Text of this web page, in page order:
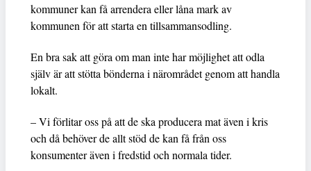
kommuner kan få arrendera eller låna mark av
kommunen för att starta en tillsammansodling.
En bra sak att göra om man inte har möjlighet att odla
själv är att stötta bönderna i närområdet genom att handla
lokalt.
– Vi förlitar oss på att de ska producera mat även i kris
och då behöver de allt stöd de kan få från oss
konsumenter även i fredstid och normala tider.